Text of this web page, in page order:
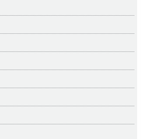
Cần Tây Đà Lạt
40.000 VND